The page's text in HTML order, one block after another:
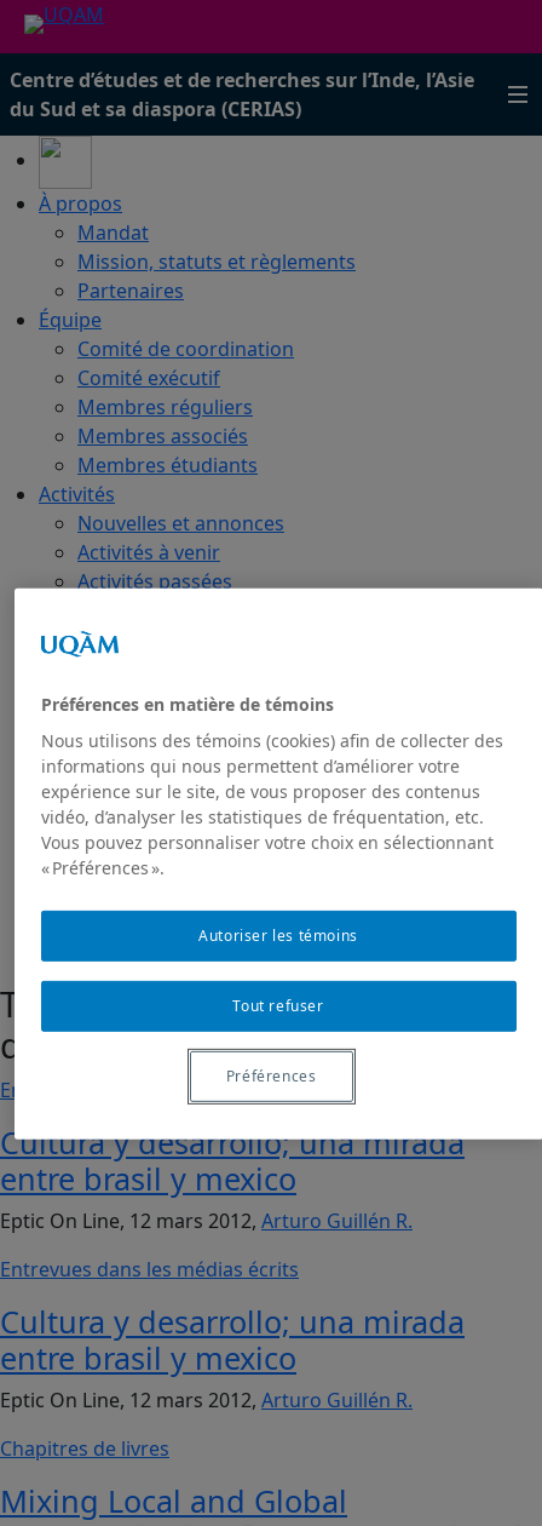
Centre d’études et de recherches sur l’Inde, l’Asie
du Sud et sa diaspora (CERIAS)
À propos
Mandat
Mission, statuts et règlements
Partenaires
Équipe
Comité de coordination
Comité exécutif
Membres réguliers
Membres associés
Membres étudiants
Activités
Nouvelles et annonces
Activités à venir
Activités passées
Toutes les publications
GRIAS
Projet de recherche Sakhī
Présentation du projet
Projet Sakhī : contexte
Projet Sakhī: méthodologie
Nous joindre
Technologies de l'information et
des communications
Entrevues dans les médias écrits
Cultura y desarrollo; una mirada
entre brasil y mexico
Eptic On Line, 12 mars 2012, Arturo Guillén R.
Entrevues dans les médias écrits
Cultura y desarrollo; una mirada
entre brasil y mexico
Eptic On Line, 12 mars 2012, Arturo Guillén R.
Chapitres de livres
Mixing Local and Global
Préférences en matière de témoins
Nous utilisons des témoins (cookies) afin de collecter des
informations qui nous permettent d’améliorer votre
expérience sur le site, de vous proposer des contenus
vidéo, d’analyser les statistiques de fréquentation, etc.
Vous pouvez personnaliser votre choix en sélectionnant
« Préférences ».
Tout refuser
Autoriser les témoins
Préférences